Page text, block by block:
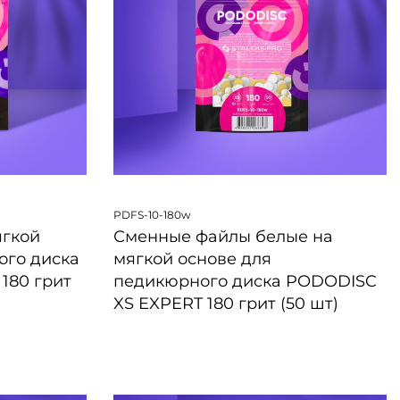
диска
грит
PDFS-10-180w
Сменные файлы белые на
мягкой основе для
педикюрного диска PODODISC
XS EXPERT 180 грит (50 шт)